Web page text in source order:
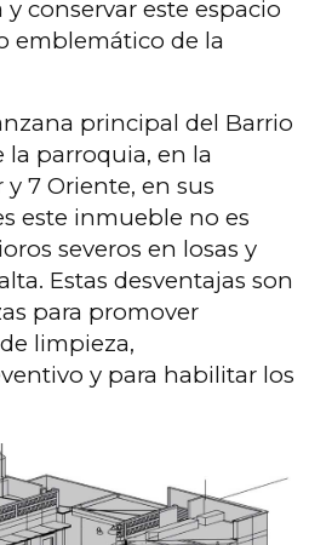
conservar este espacio
emblemático de la
principal del Barrio
la parroquia, en la
y 7 Oriente, en sus
este inmueble no es
severos en losas y
Estas desventajas son
para promover
limpieza,
y para habilitar los